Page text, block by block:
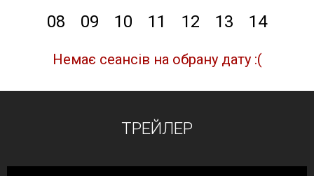
08
09 10 11 12 13 14
Немає сеансів на обрану дату :(
ТРЕЙЛЕР